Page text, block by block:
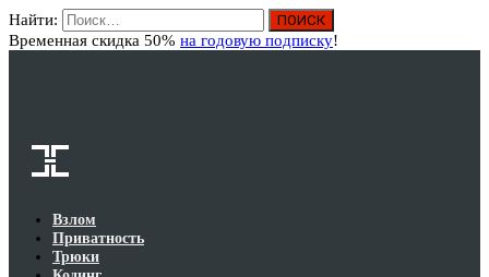
Найти:
Временная скидка 50% на годовую подписку!
Взлом
Приватность
Трюки